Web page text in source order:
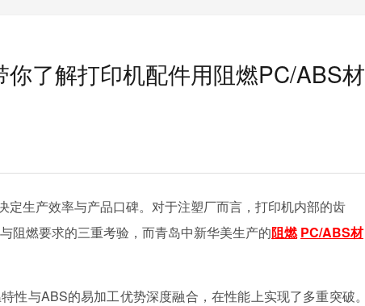
了解打印机配件用阻燃PC/ABS材
定生产效率与产品口碑。对于注塑厂而言，打印机内部的齿
阻燃要求的三重考验，而青岛中新华美生产的阻燃 PC/ABS材
性与ABS的易加工优势深度融合，在性能上实现了多重突破。